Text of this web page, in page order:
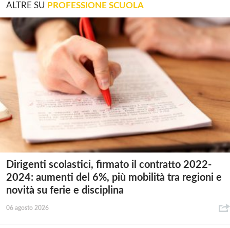
ALTRE SU PROFESSIONE SCUOLA
Dirigenti scolastici, firmato il contratto 2022-
2024: aumenti del 6%, più mobilità tra regioni e
novità su ferie e disciplina
06 agosto 2026